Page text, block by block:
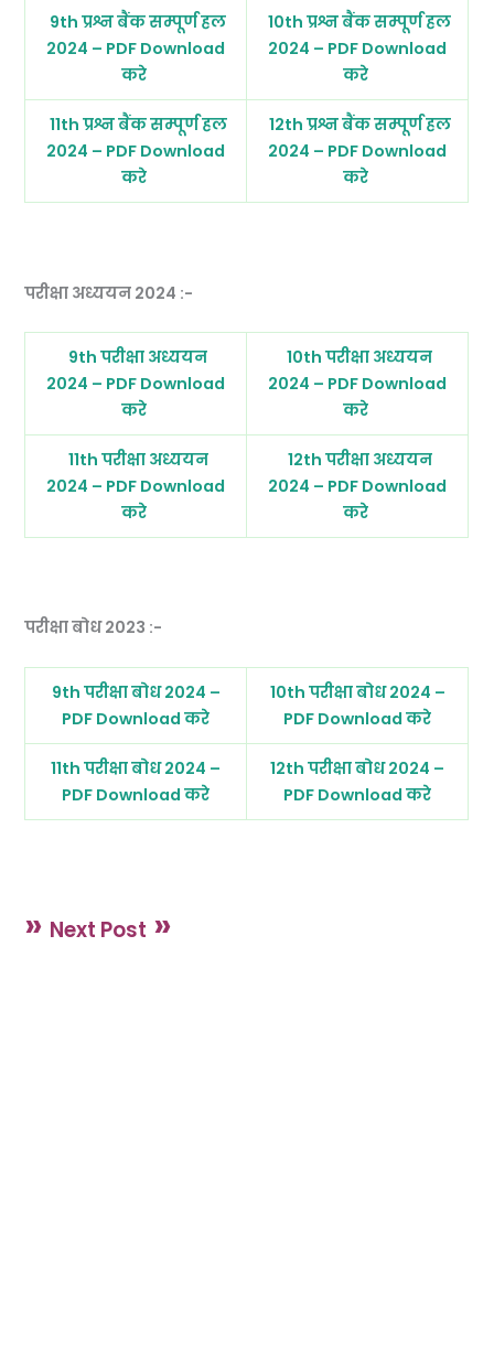
9th प्रश्न बैंक सम्पूर्ण हल
2024 – PDF Download
करे
10th प्रश्न बैंक सम्पूर्ण हल
2024 – PDF Download
करे
11th प्रश्न बैंक सम्पूर्ण हल
2024 – PDF Download
करे
12th प्रश्न बैंक सम्पूर्ण हल
2024 – PDF Download
करे
परीक्षा अध्ययन 2024 :-
9th परीक्षा अध्ययन
2024 – PDF Download
करे
10th परीक्षा अध्ययन
2024 – PDF Download
करे
11th परीक्षा अध्ययन
2024 – PDF Download
करे
12th परीक्षा अध्ययन
2024 – PDF Download
करे
परीक्षा बोध 2023 :-
9th परीक्षा बोध 2024 –
PDF Download करे
10th परीक्षा बोध 2024 –
PDF Download करे
11th परीक्षा बोध 2024 –
PDF Download करे
12th परीक्षा बोध 2024 –
PDF Download करे
» Next Post »